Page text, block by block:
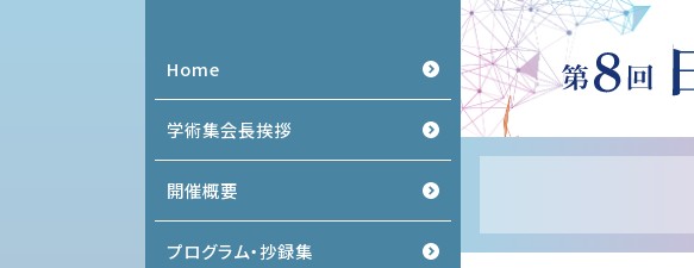
Home
学術集会長挨拶
開催概要
プログラム・抄録集